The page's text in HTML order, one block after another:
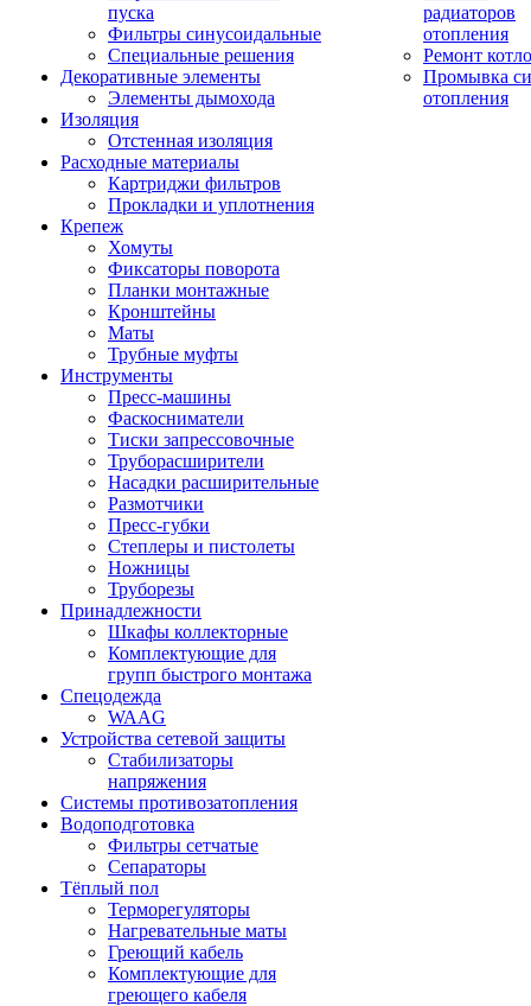
пуска
Фильтры синусоидальные
Специальные решения
Декоративные элементы
Элементы дымохода
Изоляция
Отстенная изоляция
Расходные материалы
Картриджи фильтров
Прокладки и уплотнения
Крепеж
Хомуты
Фиксаторы поворота
Планки монтажные
Кронштейны
Маты
Трубные муфты
Инструменты
Пресс-машины
Фаскосниматели
Тиски запрессовочные
Труборасширители
Насадки расширительные
Размотчики
Пресс-губки
Степлеры и пистолеты
Ножницы
Труборезы
Принадлежности
Шкафы коллекторные
Комплектующие для
групп быстрого монтажа
Спецодежда
WAAG
Устройства сетевой защиты
Стабилизаторы
напряжения
Системы противозатопления
Водоподготовка
Фильтры сетчатые
Сепараторы
Тёплый пол
Терморегуляторы
Нагревательные маты
Греющий кабель
Комплектующие для
греющего кабеля
радиаторов
отопления
Ремонт
Промывка
отопления